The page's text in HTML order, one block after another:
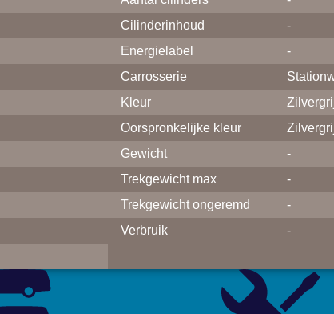
Cilinderinhoud
-
Energielabel
-
Carrosserie
Kleur
Oorspronkelijke kleur
Gewicht
-
Trekgewicht max
-
Trekgewicht ongeremd
-
Verbruik
-